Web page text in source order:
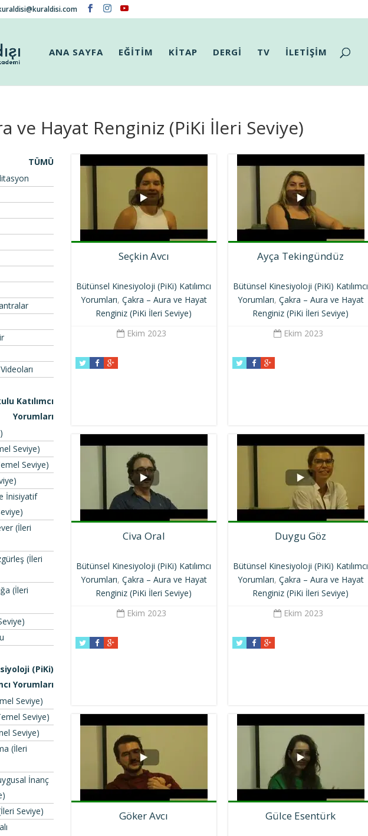
ANA SAYFA EĞİTİM KİTAP DERGİ TV İLETİŞİM
ve Hayat Renginiz (PiKi İleri Seviye)
TÜMÜ
Katılımcı
Yorumları
Seviye)
Seviye)
İnisiyatif
(İleri
(İleri
(İleri
(PiKi)
Yorumları
Seviye)
Seviye)
Seviye)
(İleri
İnanç
Seviye)
Seçkin Avcı
Bütünsel Kinesiyoloji (PiKi) Katılımcı
Yorumları, Çakra – Aura ve Hayat
Renginiz (PiKi İleri Seviye)
Ekim 2023
Ayça Tekingündüz
Bütünsel Kinesiyoloji (PiKi) Katılımcı
Yorumları, Çakra – Aura ve Hayat
Renginiz (PiKi İleri Seviye)
Ekim 2023
Civa Oral
Bütünsel Kinesiyoloji (PiKi) Katılımcı
Yorumları, Çakra – Aura ve Hayat
Renginiz (PiKi İleri Seviye)
Ekim 2023
Duygu Göz
Bütünsel Kinesiyoloji (PiKi) Katılımcı
Yorumları, Çakra – Aura ve Hayat
Renginiz (PiKi İleri Seviye)
Ekim 2023
Göker Avcı Gülce Esentürk